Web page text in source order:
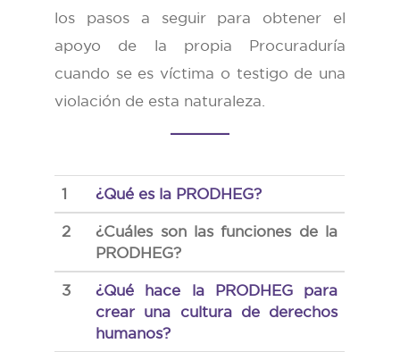
los pasos a seguir para obtener el
apoyo de la propia Procuraduría
cuando se es víctima o testigo de una
violación de esta naturaleza.
1 ¿Qué es la PRODHEG?
2
¿Cuáles son las funciones de la
PRODHEG?
3
¿Qué hace la PRODHEG para
crear una cultura de derechos
humanos?